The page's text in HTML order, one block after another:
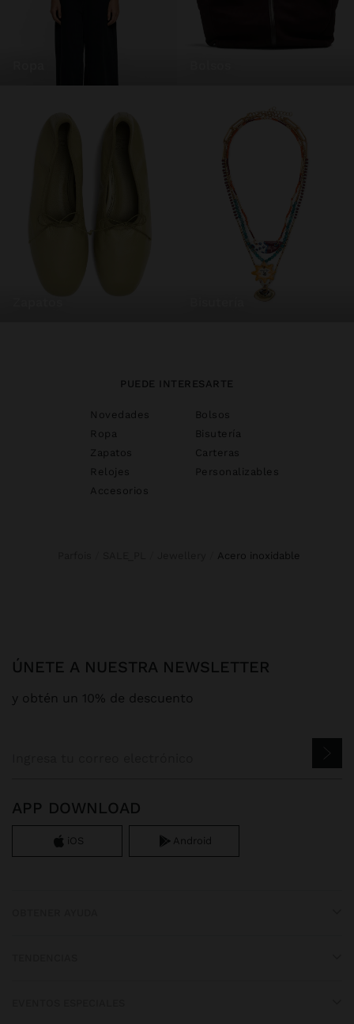
PUEDE INTERESARTE
Novedades
Bolsos
Ropa
Bisutería
Zapatos
Carteras
Relojes
Personalizables
Accesorios
acero inoxidable
ÚNETE A NUESTRA NEWSLETTER
y obtén un 10% de descuento
APP DOWNLOAD
iOS Android